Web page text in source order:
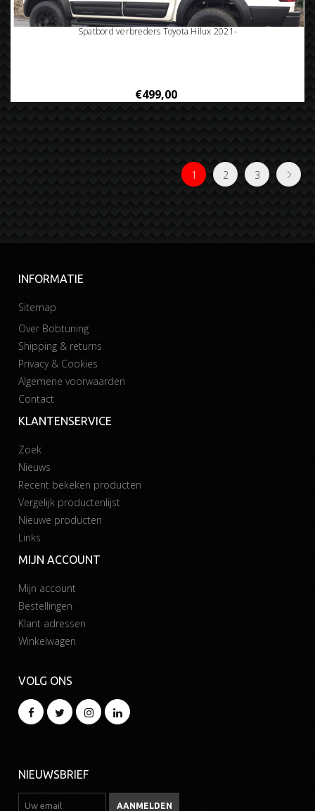
Spatbord verbreders Toyota Hilux 2021-
€499,00
1 2 3
INFORMATIE
Sitemap
Over Bobtuning
Shipping & returns
Privacy & Cookies
Algemene voorwaarden
Contact
KLANTENSERVICE
Zoek
Nieuws
Recent bekeken producten
Vergelijk productenlijst
Nieuwe producten
Links
MIJN ACCOUNT
Mijn account
Bestellingen
Klant adressen
Winkelwagen
VOLG ONS
NIEUWSBRIEF